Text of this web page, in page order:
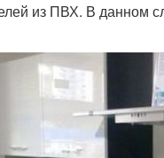
из ПВХ. В данном